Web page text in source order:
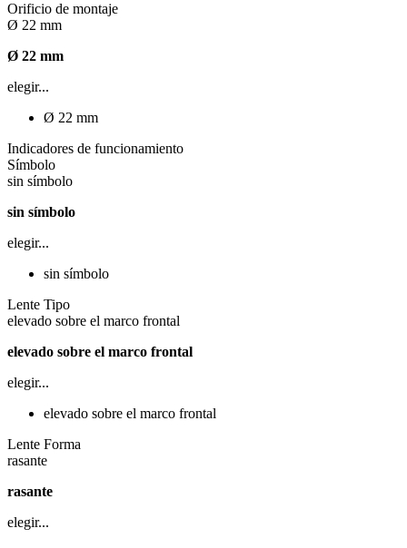
Orificio de montaje
Ø 22 mm
Ø 22 mm
elegir...
Ø 22 mm
Indicadores de funcionamiento
Símbolo
sin símbolo
sin símbolo
elegir...
sin símbolo
Lente Tipo
elevado sobre el marco frontal
elevado sobre el marco frontal
elegir...
elevado sobre el marco frontal
Lente Forma
rasante
rasante
elegir...